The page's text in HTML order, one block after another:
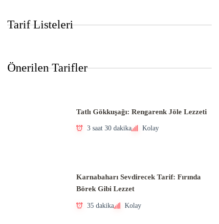
Tarif Listeleri
Önerilen Tarifler
Tatlı Gökkuşağı: Rengarenk Jöle Lezzeti
3 saat 30 dakika Kolay
Karnabaharı Sevdirecek Tarif: Fırında
Börek Gibi Lezzet
35 dakika Kolay